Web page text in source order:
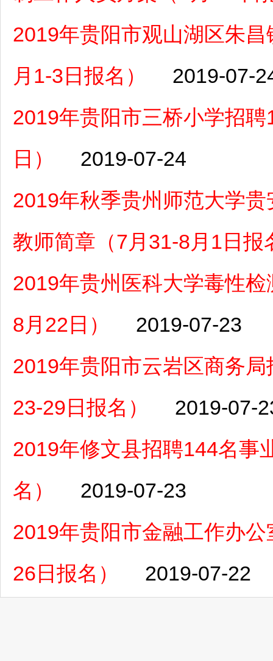
2019年贵阳市观山湖区朱
月1-3日报名）
2019-07-
2019年贵阳市三桥小学招
日）
2019-07-24
2019年秋季贵州师范大学
教师简章（7月31-8月1日报
2019年贵州医科大学毒性
8月22日）
2019-07-23
2019年贵阳市云岩区商务
23-29日报名）
2019-07-
2019年修文县招聘144名事
名）
2019-07-23
2019年贵阳市金融工作办
26日报名）
2019-07-22